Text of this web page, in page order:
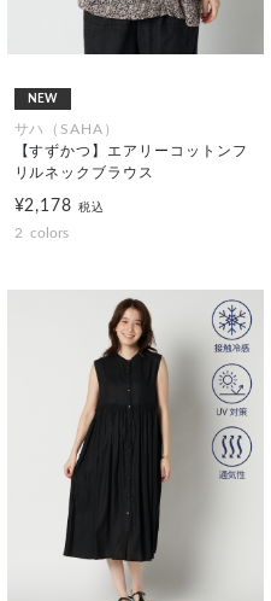
NEW
サハ（SAHA）
【すずかつ】エアリーコットンフ
リルネックブラウス
¥2,178税込
2 colors